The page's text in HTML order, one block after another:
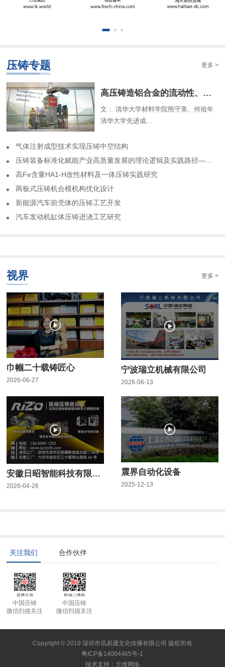
压铸专题 更多 >
​高压铸造铝合金的流动性、组织特征及解析模型（一）
文： 清华大学材料学院熊守美、何祖年
清华大学先进成...
气体注射成型技术实现压铸中空结构
​压铸装备标准化赋能产业高质量发展的理论逻辑及实践路径——基于力劲集团标准化实践历程的回顾
高Fe含量HA1-H改性材料及一体压铸实践研究
两板式压铸机合模机构优化设计
​新能源汽车前壳体的压铸工艺开发
​汽车发动机缸体压铸进浇工艺研究
视界 更多 >
巾帼二十载铸匠心
2026-06-27
宁波瑞立机械有限公司
2026-06-13
安徽日昭智能科技有限公司
2026-04-26
震界自动化设备
2025-12-13
关注我们 合作伙伴
中国压铸
微信扫描关注
中国压铸
微信扫描关注
Copyright © 2019 深圳市讯易通文化传播有限公司 版权所有
粤ICP备14004465号-1
技术支持： 方维网络